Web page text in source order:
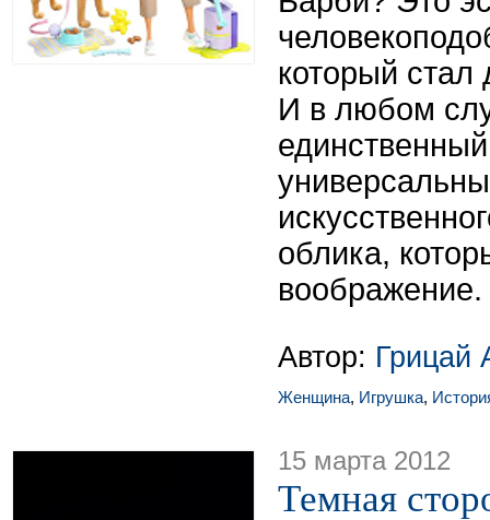
который стал
И в любом
облика,
воображение.
Автор: Грицай
Женщина, Игрушка,
15 марта 2012
Темная